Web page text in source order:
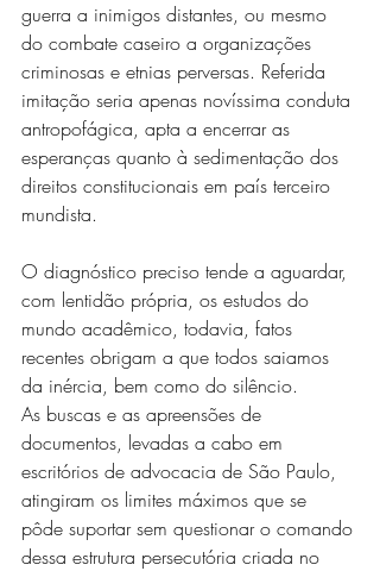
guerra a inimigos distantes, ou mesmo
do combate caseiro a organizações
criminosas e etnias perversas. Referida
imitação seria apenas novíssima conduta
antropofágica, apta a encerrar as
esperanças quanto à sedimentação dos
direitos constitucionais em país terceiro
mundista.
O diagnóstico preciso tende a aguardar,
com lentidão própria, os estudos do
mundo acadêmico, todavia, fatos
recentes obrigam a que todos saiamos
da inércia, bem como do silêncio.
As buscas e as apreensões de
documentos, levadas a cabo em
escritórios de advocacia de São Paulo,
atingiram os limites máximos que se
pôde suportar sem questionar o comando
dessa estrutura persecutória criada no